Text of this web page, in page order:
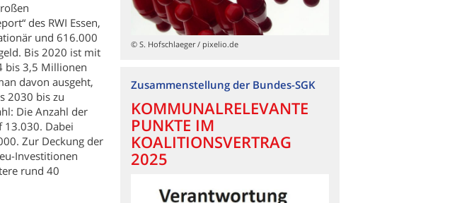
des RWI Essen,
und 616.000
Bis 2020 ist mit
bis 3,5 Millionen
davon ausgeht,
2030 bis zu
Die Anzahl der
13.030. Dabei
Zur Deckung der
Investitionen
rund 40
© S. Hofschlaeger / pixelio.de
Zusammenstellung der Bundes-SGK
KOMMUNALRELEVANTE
PUNKTE IM
KOALITIONSVERTRAG
2025